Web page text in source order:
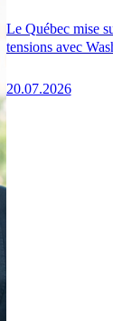
Le Québec mise
tensions avec
20.07.2026